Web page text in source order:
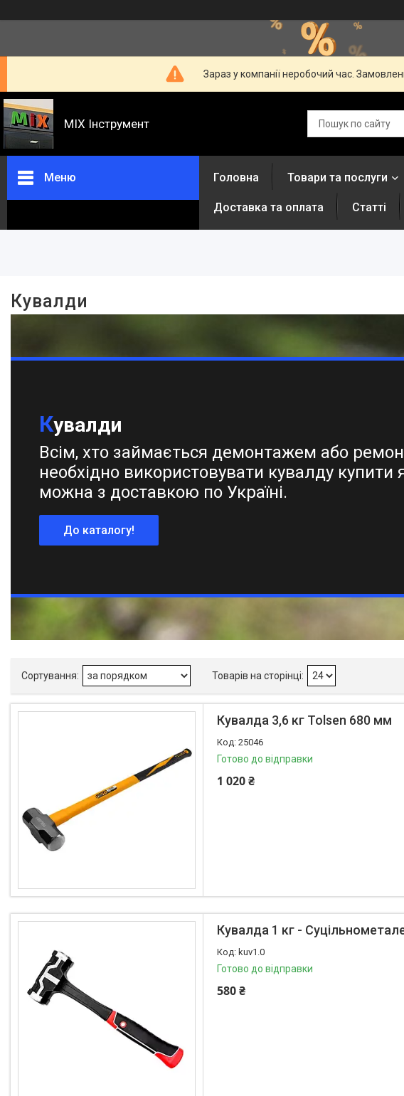
Зараз у компанії неробочий час.
MIX Інструмент
Меню
Наявність
В наявності 4
Кувалда
4
Матеріал ударного бойка
1
Виробник
Товари та послуги
Про нас
Відгуки
Головна Товари та послуги
Доставка та оплата Статті
Кувалди
Кувалди
Всім, хто займається демонтажем або
необхідно використовувати кувалду купити
можна з доставкою по Україні.
До каталогу!
Кувалда 3,6 кг Tolsen 680 мм
25046
Готово до відправки
1 020 ₴
Кувалда 1 кг -
kuv1.0
Готово до відправки
580 ₴